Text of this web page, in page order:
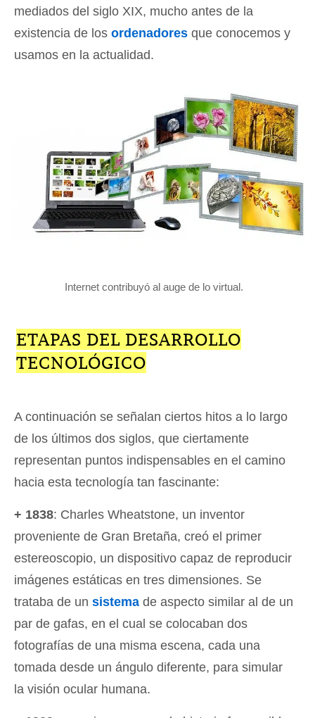
mediados del siglo XIX, mucho antes de la
existencia de los ordenadores que conocemos y
usamos en la actualidad.
Internet contribuyó al auge de lo virtual.
ETAPAS DEL DESARROLLO
TECNOLÓGICO
A continuación se señalan ciertos hitos a lo largo
de los últimos dos siglos, que ciertamente
representan puntos indispensables en el camino
hacia esta tecnología tan fascinante:
+ 1838: Charles Wheatstone, un inventor
proveniente de Gran Bretaña, creó el primer
estereoscopio, un dispositivo capaz de reproducir
imágenes estáticas en tres dimensiones. Se
trataba de un sistema de aspecto similar al de un
par de gafas, en el cual se colocaban dos
fotografías de una misma escena, cada una
tomada desde un ángulo diferente, para simular
la visión ocular humana.